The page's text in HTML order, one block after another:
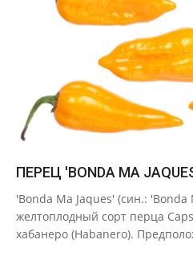
ПЕРЕЦ 'BONDA MA
09-
23
'Bonda Ma Jaques' (син.: 'Bonda
желтоплодный сорт перца
хабанеро (Habanero).